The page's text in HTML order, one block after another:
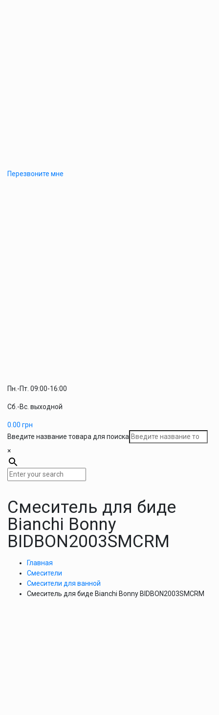
Перезвоните мне
Пн.-Пт. 09:00-16:00
Сб.-Вс. выходной
0.00 грн
Введите название товара для поиска
×
Смеситель для биде
Bianchi Bonny
BIDBON2003SMCRM
Главная
Смесители
Смесители для ванной
Смеситель для биде Bianchi Bonny BIDBON2003SMCRM